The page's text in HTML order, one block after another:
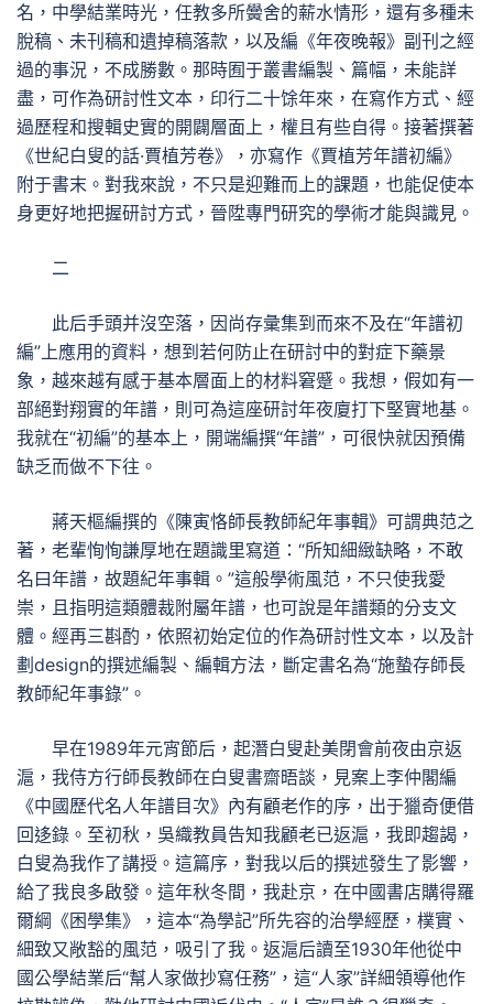
名，中學結業時光，任教多所黌舍的薪水情形，還有多種未
脫稿、未刊稿和遺掉稿落款，以及編《年夜晚報》副刊之經
過的事況，不成勝數。那時囿于叢書編製、篇幅，未能詳
盡，可作為研討性文本，印行二十馀年來，在寫作方式、經
過歷程和搜輯史實的開闢層面上，權且有些自得。接著撰著
《世紀白叟的話·賈植芳卷》，亦寫作《賈植芳年譜初編》
附于書末。對我來說，不只是迎難而上的課題，也能促使本
身更好地把握研討方式，晉陞專門研究的學術才能與識見。
二
此后手頭并沒空落，因尚存彙集到而來不及在“年譜初
編”上應用的資料，想到若何防止在研討中的對症下藥景
象，越來越有感于基本層面上的材料窘蹙。我想，假如有一
部絕對翔實的年譜，則可為這座研討年夜廈打下堅實地基。
我就在“初編”的基本上，開端編撰“年譜”，可很快就因預備
缺乏而做不下往。
蔣天樞編撰的《陳寅恪師長教師紀年事輯》可謂典范之
著，老輩恂恂謙厚地在題識里寫道：“所知細緻缺略，不敢
名曰年譜，故題紀年事輯。”這般學術風范，不只使我愛
崇，且指明這類體裁附屬年譜，也可說是年譜類的分支文
體。經再三斟酌，依照初始定位的作為研討性文本，以及計
劃design的撰述編製、編輯方法，斷定書名為“施蟄存師長
教師紀年事錄”。
早在1989年元宵節后，起潛白叟赴美閉會前夜由京返
滬，我侍方行師長教師在白叟書齋晤談，見案上李仲閣編
《中國歷代名人年譜目次》內有顧老作的序，出于獵奇便借
回迻錄。至初秋，吳織教員告知我顧老已返滬，我即趨謁，
白叟為我作了講授。這篇序，對我以后的撰述發生了影響，
給了我良多啟發。這年秋冬間，我赴京，在中國書店購得羅
爾綱《困學集》，這本“為學記”所先容的治學經歷，樸實、
細致又敞豁的風范，吸引了我。返滬后讀至1930年他從中
國公學結業后“幫人家做抄寫任務”，這“人家”詳細領導他作